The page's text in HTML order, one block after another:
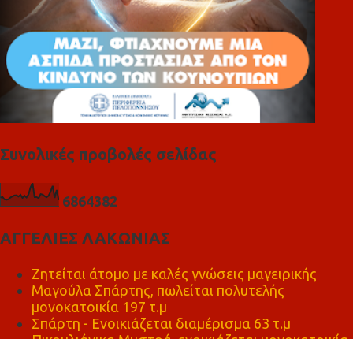
Συνολικές προβολές σελίδας
6864382
ΑΓΓΕΛΙΕΣ ΛΑΚΩΝΙΑΣ
Ζητείται άτομο με καλές γνώσεις μαγειρικής
Μαγούλα Σπάρτης, πωλείται πολυτελής
μονοκατοικία 197 τ.μ
Σπάρτη - Ενοικιάζεται διαμέρισμα 63 τ.μ